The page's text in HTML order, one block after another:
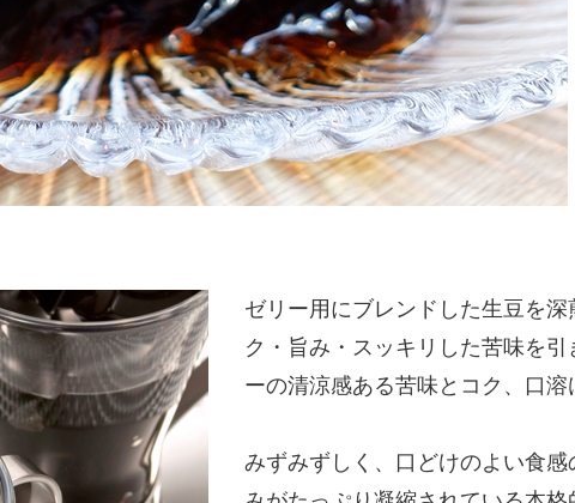
ゼリー用にブレンドした生豆を
ク・旨み・スッキリした苦味を
ーの清涼感ある苦味とコク、口溶
みずみずしく、口どけのよい食